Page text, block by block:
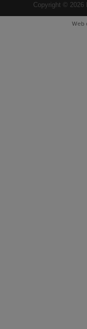
Copyright © 2026
Web